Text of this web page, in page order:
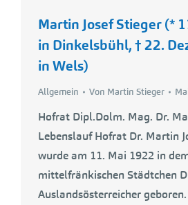
Martin Josef Stieger (*
in Dinkelsbühl, † 22.
in Wels)
Allgemein Von Martin Stieger
Hofrat Dipl.Dolm. Mag. Dr.
Lebenslauf Hofrat Dr. Martin
wurde am 11. Mai 1922 in
mittelfränkischen Städtchen
Auslandsösterreicher